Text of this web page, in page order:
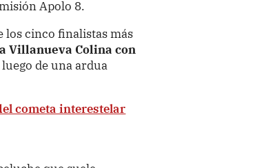
Apolo 8.
los cinco finalistas más
Villanueva Colina con
luego de una ardua
cometa interestelar